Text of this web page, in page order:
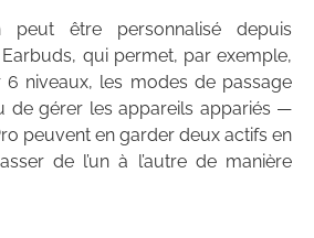
être personnalisé depuis
Earbuds, qui permet, par exemple,
6 niveaux, les modes de passage
de gérer les appareils appariés —
peuvent en garder deux actifs en
de l’un à l’autre de manière